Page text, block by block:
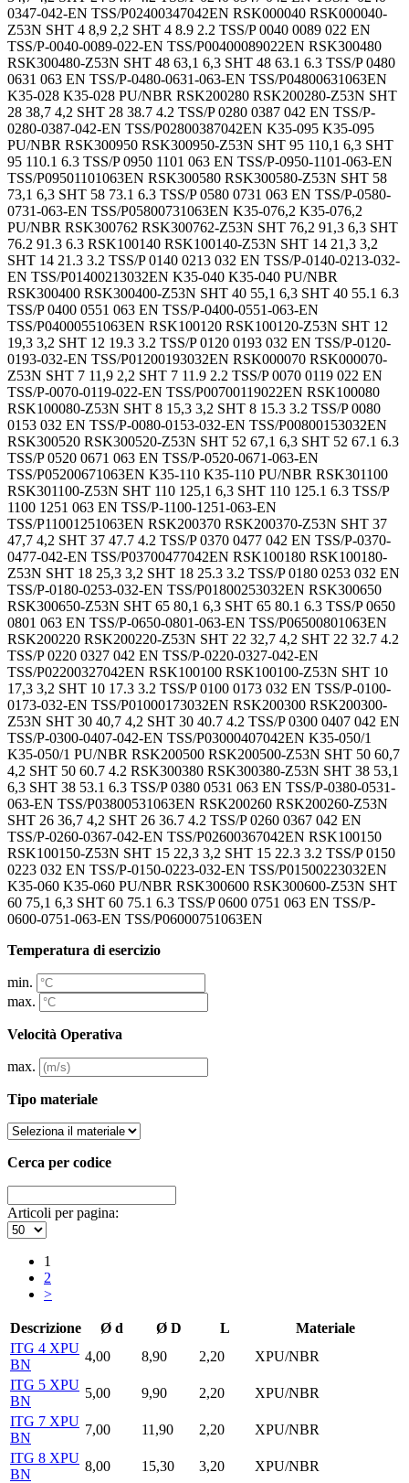
0347-042-EN TSS/P02400347042EN RSK000040 RSK000040-
Z53N SHT 4 8,9 2,2 SHT 4 8.9 2.2 TSS/P 0040 0089 022 EN
TSS/P-0040-0089-022-EN TSS/P00400089022EN RSK300480
RSK300480-Z53N SHT 48 63,1 6,3 SHT 48 63.1 6.3 TSS/P 0480
0631 063 EN TSS/P-0480-0631-063-EN TSS/P04800631063EN
K35-028 K35-028 PU/NBR RSK200280 RSK200280-Z53N SHT
28 38,7 4,2 SHT 28 38.7 4.2 TSS/P 0280 0387 042 EN TSS/P-
0280-0387-042-EN TSS/P02800387042EN K35-095 K35-095
PU/NBR RSK300950 RSK300950-Z53N SHT 95 110,1 6,3 SHT
95 110.1 6.3 TSS/P 0950 1101 063 EN TSS/P-0950-1101-063-EN
TSS/P09501101063EN RSK300580 RSK300580-Z53N SHT 58
73,1 6,3 SHT 58 73.1 6.3 TSS/P 0580 0731 063 EN TSS/P-0580-
0731-063-EN TSS/P05800731063EN K35-076,2 K35-076,2
PU/NBR RSK300762 RSK300762-Z53N SHT 76,2 91,3 6,3 SHT
76.2 91.3 6.3 RSK100140 RSK100140-Z53N SHT 14 21,3 3,2
SHT 14 21.3 3.2 TSS/P 0140 0213 032 EN TSS/P-0140-0213-032-
EN TSS/P01400213032EN K35-040 K35-040 PU/NBR
RSK300400 RSK300400-Z53N SHT 40 55,1 6,3 SHT 40 55.1 6.3
TSS/P 0400 0551 063 EN TSS/P-0400-0551-063-EN
TSS/P04000551063EN RSK100120 RSK100120-Z53N SHT 12
19,3 3,2 SHT 12 19.3 3.2 TSS/P 0120 0193 032 EN TSS/P-0120-
0193-032-EN TSS/P01200193032EN RSK000070 RSK000070-
Z53N SHT 7 11,9 2,2 SHT 7 11.9 2.2 TSS/P 0070 0119 022 EN
TSS/P-0070-0119-022-EN TSS/P00700119022EN RSK100080
RSK100080-Z53N SHT 8 15,3 3,2 SHT 8 15.3 3.2 TSS/P 0080
0153 032 EN TSS/P-0080-0153-032-EN TSS/P00800153032EN
RSK300520 RSK300520-Z53N SHT 52 67,1 6,3 SHT 52 67.1 6.3
TSS/P 0520 0671 063 EN TSS/P-0520-0671-063-EN
TSS/P05200671063EN K35-110 K35-110 PU/NBR RSK301100
RSK301100-Z53N SHT 110 125,1 6,3 SHT 110 125.1 6.3 TSS/P
1100 1251 063 EN TSS/P-1100-1251-063-EN
TSS/P11001251063EN RSK200370 RSK200370-Z53N SHT 37
47,7 4,2 SHT 37 47.7 4.2 TSS/P 0370 0477 042 EN TSS/P-0370-
0477-042-EN TSS/P03700477042EN RSK100180 RSK100180-
Z53N SHT 18 25,3 3,2 SHT 18 25.3 3.2 TSS/P 0180 0253 032 EN
TSS/P-0180-0253-032-EN TSS/P01800253032EN RSK300650
RSK300650-Z53N SHT 65 80,1 6,3 SHT 65 80.1 6.3 TSS/P 0650
0801 063 EN TSS/P-0650-0801-063-EN TSS/P06500801063EN
RSK200220 RSK200220-Z53N SHT 22 32,7 4,2 SHT 22 32.7 4.2
TSS/P 0220 0327 042 EN TSS/P-0220-0327-042-EN
TSS/P02200327042EN RSK100100 RSK100100-Z53N SHT 10
17,3 3,2 SHT 10 17.3 3.2 TSS/P 0100 0173 032 EN TSS/P-0100-
0173-032-EN TSS/P01000173032EN RSK200300 RSK200300-
Z53N SHT 30 40,7 4,2 SHT 30 40.7 4.2 TSS/P 0300 0407 042 EN
TSS/P-0300-0407-042-EN TSS/P03000407042EN K35-050/1
K35-050/1 PU/NBR RSK200500 RSK200500-Z53N SHT 50 60,7
4,2 SHT 50 60.7 4.2 RSK300380 RSK300380-Z53N SHT 38 53,1
6,3 SHT 38 53.1 6.3 TSS/P 0380 0531 063 EN TSS/P-0380-0531-
063-EN TSS/P03800531063EN RSK200260 RSK200260-Z53N
SHT 26 36,7 4,2 SHT 26 36.7 4.2 TSS/P 0260 0367 042 EN
TSS/P-0260-0367-042-EN TSS/P02600367042EN RSK100150
RSK100150-Z53N SHT 15 22,3 3,2 SHT 15 22.3 3.2 TSS/P 0150
0223 032 EN TSS/P-0150-0223-032-EN TSS/P01500223032EN
K35-060 K35-060 PU/NBR RSK300600 RSK300600-Z53N SHT
60 75,1 6,3 SHT 60 75.1 6.3 TSS/P 0600 0751 063 EN TSS/P-
0600-0751-063-EN TSS/P06000751063EN
Temperatura di esercizio
min.
max.
Velocità Operativa
max.
Tipo materiale
Cerca per codice
Articoli per pagina:
1
2
>
Descrizione Ø d Ø D L
Materiale
ITG 4 XPU
BN
4,00 8,90 2,20
XPU/NBR
ITG 5 XPU
BN
5,00 9,90 2,20
XPU/NBR
ITG 7 XPU
BN
7,00 11,90 2,20
XPU/NBR
ITG 8 XPU
BN
8,00 15,30 3,20
XPU/NBR